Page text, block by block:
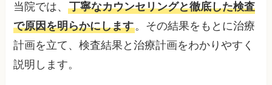
当院では、丁寧なカウンセリングと徹底した検査
で原因を明らかにします。その結果をもとに治療
計画を立て、検査結果と治療計画をわかりやすく
説明します。